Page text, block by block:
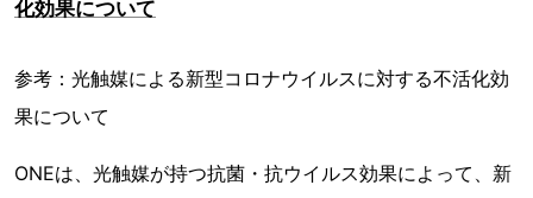
化効果について
参考：光触媒による新型コロナウイルスに対する不活化効
果について
ONEは、光触媒が持つ抗菌・抗ウイルス効果によって、新